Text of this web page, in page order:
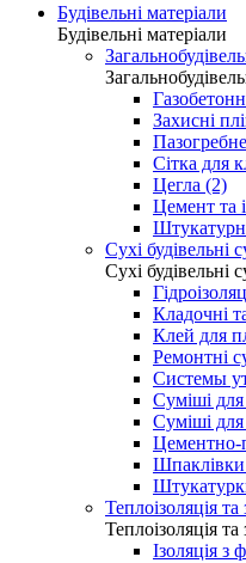
Будівельні матеріали
Будівельні матеріали
Захисні
Сітка для
Цегла (2)
Цемент та
Сухі будівельні
Сухі будівельні
Кладочні
Клей для
Ремонтні
Системы
Суміші
Суміші
Цементно-
Теплоізоляція та
Теплоізоляція та
Ізоляція з